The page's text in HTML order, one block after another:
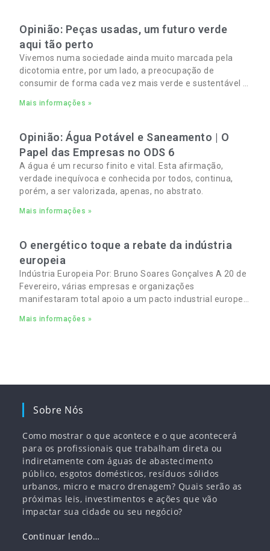
Opinião: Peças usadas, um futuro verde
aqui tão perto
Vivemos numa sociedade ainda muito marcada pela
dicotomia entre, por um lado, a preocupação de
consumir de forma cada vez mais verde e sustentável e,
e familiares cada vez mais apertados.
Mais informações »
Opinião: Água Potável e Saneamento | O
Papel das Empresas no ODS 6
A água é um recurso finito e vital. Esta afirmação,
verdade inequívoca e conhecida por todos, continua,
porém, a ser valorizada, apenas, no abstrato.
Mais informações »
O energético toque a rebate da indústria
europeia
Indústria Europeia Por: Bruno Soares Gonçalves A 20 de
Fevereiro, várias empresas e organizações
manifestaram total apoio a um pacto industrial europeu
empregos
Mais informações »
Sobre Nós
Como mostrar o que acontece e o que acontecerá
para os profissionais que trabalham direta ou
indiretamente com águas de abastecimento
público, esgotos domésticos, resíduos sólidos
urbanos, micro e macro drenagem? Quais serão as
próximas leis, investimentos e ações que vão
impactar sua cidade ou seu negócio?
Continuar lendo…